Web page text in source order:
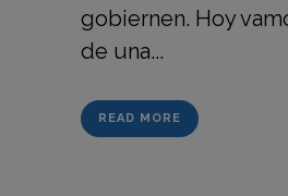
gobiernen. Hoy
de una...
READ MORE